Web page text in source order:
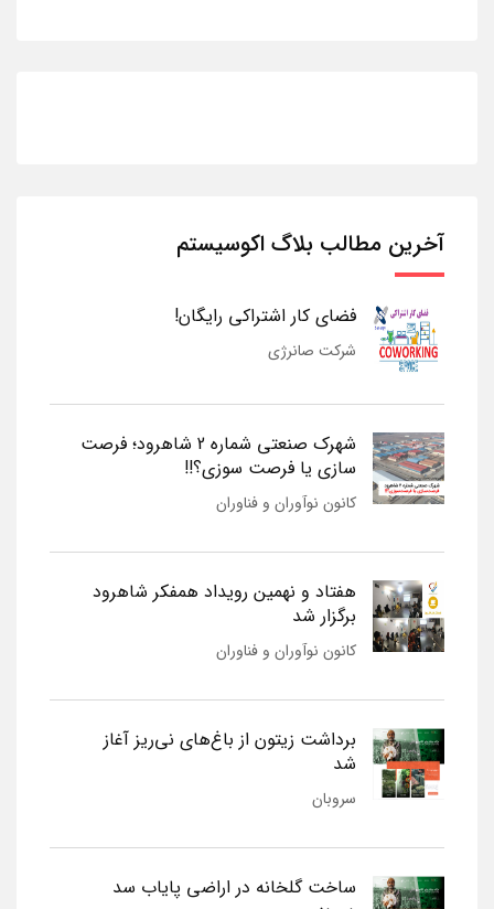
آخرین مطالب بلاگ اکوسیستم
فضای کار اشتراکی رایگان!
شرکت صانرژی
شهرک صنعتی شماره 2 شاهرود؛ فرصت
سازی یا فرصت سوزی؟!!
کانون نوآوران و فناوران
هفتاد و نهمین رویداد همفکر شاهرود
برگزار شد
کانون نوآوران و فناوران
برداشت زیتون از باغ‌های نی‌ریز آغاز
شد
سروبان
ساخت گلخانه در اراضی پایاب سد